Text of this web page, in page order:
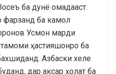
ба дунё омадааст.
фарзанд ба камол
Усмон марди
ҳастияшонро ба
Азбаски хеле
дар аксар ҳолат ба